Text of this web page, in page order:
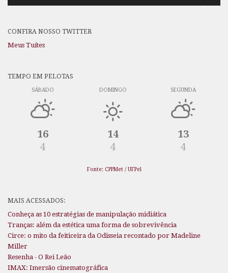
CONFIRA NOSSO TWITTER
Meus Tuítes
TEMPO EM PELOTAS
SÁBADO
16
4
DOMINGO
14
4
SEGUNDA
13
4
Fonte: CPPMet / UFPel
MAIS ACESSADOS:
Conheça as 10 estratégias de manipulação midiática
Tranças: além da estética uma forma de sobrevivência
Circe: o mito da feiticeira da Odisseia recontado por Madeline
Miller
Resenha - O Rei Leão
IMAX: Imersão cinematográfica